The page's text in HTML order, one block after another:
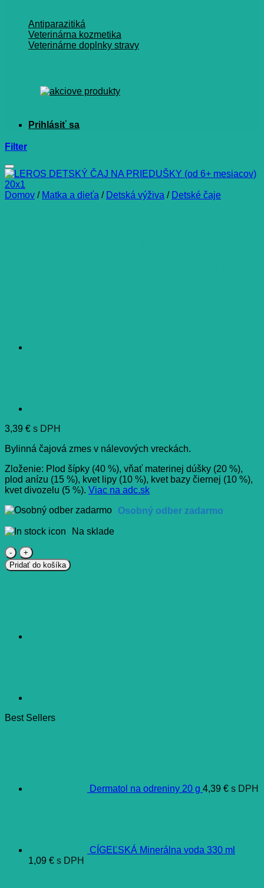
Antiparazitiká
Veterinárna kozmetika
Veterinárne doplnky stravy
Filter
Domov / Matka a dieťa / Detská výživa / Detské čaje
3,39 € s DPH
Bylinná čajová zmes v nálevových vreckách.
Zloženie: Plod šípky (40 %), vňať materinej dúšky (20 %),
plod anízu (15 %), kvet lipy (10 %), kvet bazy čiernej (10 %),
kvet divozelu (5 %). Viac na adc.sk
Osobný odber zadarmo
Na sklade
množstvo
LEROS
DETSKÝ
mesiacov)
Pridať do košíka
Best Sellers
Dermatol na odreniny 20 g 4,39 € s DPH
CÍGEĽSKÁ Minerálna voda 330 ml
1,09 € s DPH